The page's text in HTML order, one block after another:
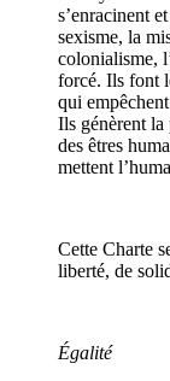
s’enracinent
sexisme, la
colonialisme,
forcé. Ils font
qui
Ils génèrent
des êtres
mettent
Cette Charte
liberté, de
Égalité